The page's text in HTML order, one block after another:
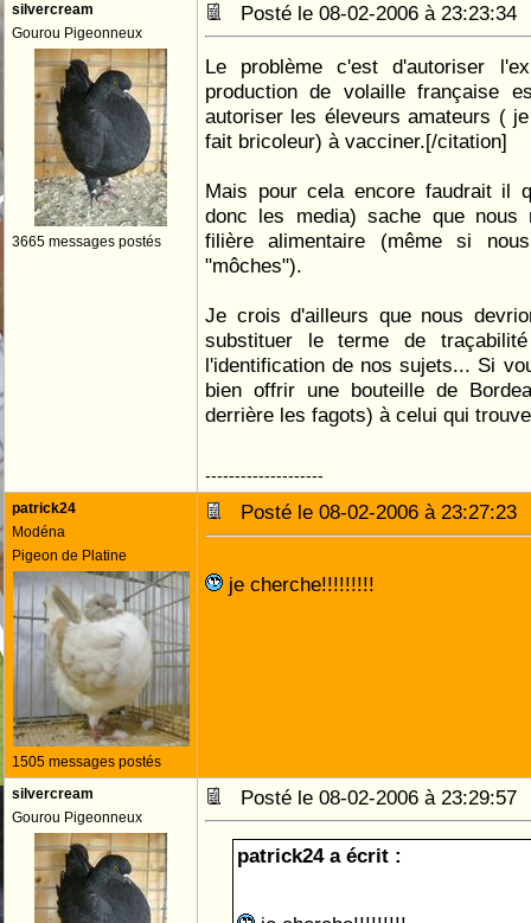
silvercream
Gourou Pigeonneux
3665 messages postés
Posté le 08-02-2006 à
Le problème c'est d'autoriser
production de volaille française
autoriser les éleveurs amateurs (
fait bricoleur) à vacciner.[/citation]
Mais pour cela encore faudrait il
donc les media) sache que
filière alimentaire (même si
"môches").
Je crois d'ailleurs que nous
substituer le terme de
l'identification de nos sujets... Si
bien offrir une bouteille de
derrière les fagots) à celui qui
--------------------
patrick24
Modéna
Pigeon de Platine
1505 messages postés
Posté le 08-02-2006 à
je cherche!!!!!!!!!
silvercream
Gourou Pigeonneux
Posté le 08-02-2006 à
patrick24 a écrit :